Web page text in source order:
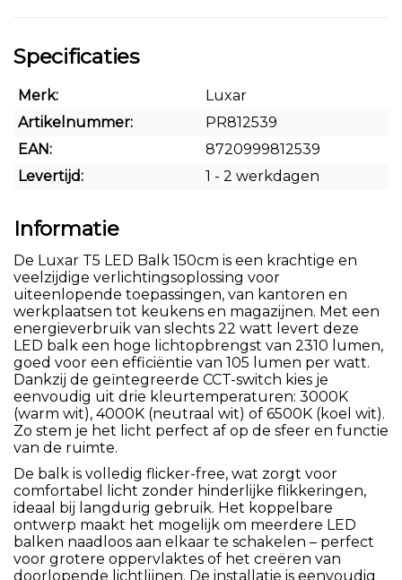
Specificaties
Merk:
Luxar
Artikelnummer:
PR812539
EAN:
8720999812539
Levertijd:
1 - 2 werkdagen
Informatie
De Luxar T5 LED Balk 150cm is een krachtige en
veelzijdige verlichtingsoplossing voor
uiteenlopende toepassingen, van kantoren en
werkplaatsen tot keukens en magazijnen. Met een
energieverbruik van slechts 22 watt levert deze
LED balk een hoge lichtopbrengst van 2310 lumen,
goed voor een efficiëntie van 105 lumen per watt.
Dankzij de geïntegreerde CCT-switch kies je
eenvoudig uit drie kleurtemperaturen: 3000K
(warm wit), 4000K (neutraal wit) of 6500K (koel wit).
Zo stem je het licht perfect af op de sfeer en functie
van de ruimte.
De balk is volledig flicker-free, wat zorgt voor
comfortabel licht zonder hinderlijke flikkeringen,
ideaal bij langdurig gebruik. Het koppelbare
ontwerp maakt het mogelijk om meerdere LED
balken naadloos aan elkaar te schakelen – perfect
voor grotere oppervlaktes of het creëren van
doorlopende lichtlijnen. De installatie is eenvoudig